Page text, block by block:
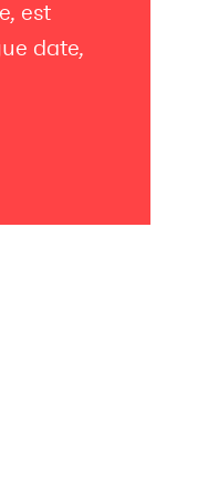
est
date,